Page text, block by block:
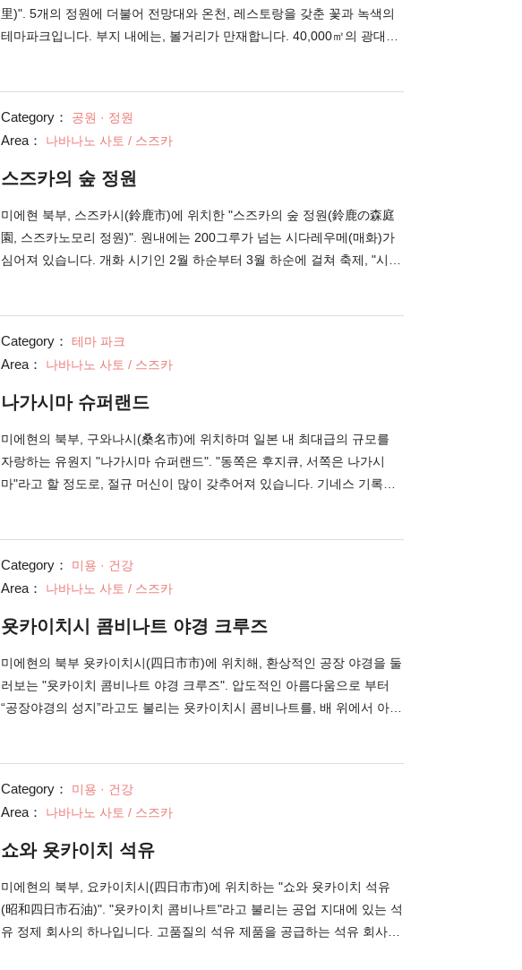
수 있는 시설입니다.
里)". 5개의 정원에 더불어 전망대와 온천, 레스토랑을 갖춘 꽃과 녹색의
테마파크입니다. 부지 내에는, 볼거리가 만재합니다. 40,000㎡의 광대한
전망대 이용도 추천합니다. 계절의 이벤트도 즐길 수 있는 나바나노사토.
2월 하순부터 7월 하순에는, 매화나 벚꽃, 수선화나 장미 등이 피는 "하나
마츠리(꽃 축제)", 5월 하순부터 7월 상순에는, 반딧불이를 감상할 수 있
부터 5월 상순의 "나바나노사토 일루미네이션"은, 국내 최대급의 겨울철
의 일루미네이션 이벤트. 최첨단의 LED 라이트를 구사해서 조성되는 경
관은, 말그대로 압권입니다.
Category： 공원 · 정원
Area： 나바나노 사토 / 스즈카
스즈카의 숲 정원
미에현 북부, 스즈카시(鈴鹿市)에 위치한 "스즈카의 숲 정원(鈴鹿の森庭
園, 스즈카노모리 정원)". 원내에는 200그루가 넘는 시다레우메(매화)가
심어져 있습니다. 개화 시기인 2월 하순부터 3월 하순에 걸쳐 축제, "시다
레하시다레(呉服枝垂)"를 중심으로, 장인이 길러낸 일본 내 시다레우메의
명목이 심어져 있습니다. 만개 시에는 원내가 복숭아 빛 일색으로 물들어,
마치 별세계를 헤매고 있는 듯한 탐미로운 분위기. "미하라시다이(見晴
한번 방문해 보세요. 개화 기간 한정으로 시다레우메의 라이트 업도 실시
하고 있으며, 낮과는 또 다른 환상적인 광경이 펼쳐집니다.
Category： 테마 파크
Area： 나바나노 사토 / 스즈카
나가시마 슈퍼랜드
미에현의 북부, 구와나시(桑名市)에 위치하며 일본 내 최대급의 규모를
자랑하는 유원지 "나가시마 슈퍼랜드". "동쪽은 후지큐, 서쪽은 나가시
마"라고 할 정도로, 절규 머신이 많이 갖추어져 있습니다. 기네스 기록에
있는 놀이기구도 정비되어 있습니다. 수유실이나 다목적 화장실 등의 시
설도 충실합니다. 매년 여름에는 일본 최대급의 야외 풀장 "점보 해수
풀"도 개업하고 있습니다. 나가시마 슈퍼랜드의 옆에는, 17 종류의 노천
채의 점포가 갖추어진 "미츠이(三井) 아울렛 파크 재즈 드림 나가시마(長
島)"도 있어, 유원지에서 논 후에도 알차게 보낼 수 있습니다.
Category： 미용 · 건강
Area： 나바나노 사토 / 스즈카
욧카이치시 콤비나트 야경 크루즈
미에현의 북부 욧카이치시(四日市市)에 위치해, 환상적인 공장 야경을 둘
러보는 "욧카이치 콤비나트 야경 크루즈". 압도적인 아름다움으로 부터
“공장야경의 성지”라고도 불리는 욧카이치시 콤비나트를, 배 위에서 아주
녹색의 컬러풀한 라이트에 채색되어, 근미래적인 아름다운 광경을 자아
냅니다. 야경 크루즈는 전부 3개의 플랜으로 나누어져 있으며, 60분 플
랜・90분 플랜・스페셜 60분 크루즈로 중에서 선택할 수 있습니다. 방문
마다 콤비나트 OB에 의한 자세한 해설을 들을 수 있기 때문에, 야경 뿐만
이 아닌 욧카이치의 매력을 접할 수 있습니다. (사진 제공 : 욧카이치관광
협회)
Category： 미용 · 건강
Area： 나바나노 사토 / 스즈카
쇼와 욧카이치 석유
미에현의 북부, 요카이치시(四日市市)에 위치하는 "쇼와 욧카이치 석유
(昭和四日市石油)". "욧카이치 콤비나트"라고 불리는 공업 지대에 있는 석
유 정제 회사의 하나입니다. 고품질의 석유 제품을 공급하는 석유 회사로